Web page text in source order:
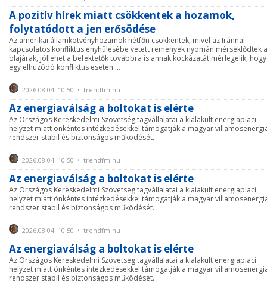
A pozitív hírek miatt csökkentek a hozamok,
folytatódott a jen erősödése
Az amerikai államkötvényhozamok hétfőn csökkentek, mivel az Iránnal
kapcsolatos konfliktus enyhülésébe vetett remények nyomán mérséklődtek
olajárak, jóllehet a befektetők továbbra is annak kockázatát mérlegelik, hogy
egy elhúzódó konfliktus esetén ...
2026.08.04. 10:50 • trendfm.hu
Az energiaválság a boltokat is elérte
Az Országos Kereskedelmi Szövetség tagvállalatai a kialakult energiapiaci
helyzet miatt önkéntes intézkedésekkel támogatják a magyar
rendszer stabil és biztonságos működését.
2026.08.04. 10:50 • trendfm.hu
Az energiaválság a boltokat is elérte
Az Országos Kereskedelmi Szövetség tagvállalatai a kialakult energiapiaci
helyzet miatt önkéntes intézkedésekkel támogatják a magyar
rendszer stabil és biztonságos működését.
2026.08.04. 10:50 • trendfm.hu
Az energiaválság a boltokat is elérte
Az Országos Kereskedelmi Szövetség tagvállalatai a kialakult energiapiaci
helyzet miatt önkéntes intézkedésekkel támogatják a magyar
rendszer stabil és biztonságos működését.